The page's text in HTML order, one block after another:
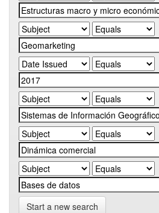
Start a new search